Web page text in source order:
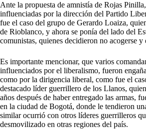
Ante la propuesta de amnistía de Rojas
influenciadas por la dirección del Partido
fue el caso del grupo de Gerardo Loaiza,
de Rioblanco, y ahora se ponía del lado del
comunistas, quienes decidieron no acogerse
Es importante mencionar, que varios
influenciados por el liberalismo, fueron
como por la dirigencia liberal, como fue el
destacado líder guerrillero de los Llanos,
años después de haber entregado las armas,
en la ciudad de Bogotá, donde le tendieron
similar ocurrió con otros líderes guerrilleros
desmovilizado en otras regiones del país.